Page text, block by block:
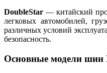
DoubleStar — китайский
легковых автомобилей,
различных условий
безопасность.
Основные модели шин